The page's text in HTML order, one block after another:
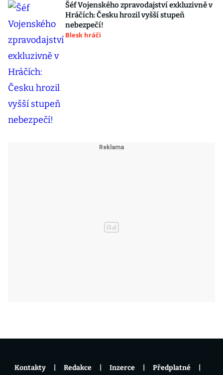
Šéf Vojenského zpravodajství exkluzivně v
Hráčích: Česku hrozil vyšší stupeň
nebezpečí!
Blesk hráči
Kontakty Redakce Inzerce Předplatné